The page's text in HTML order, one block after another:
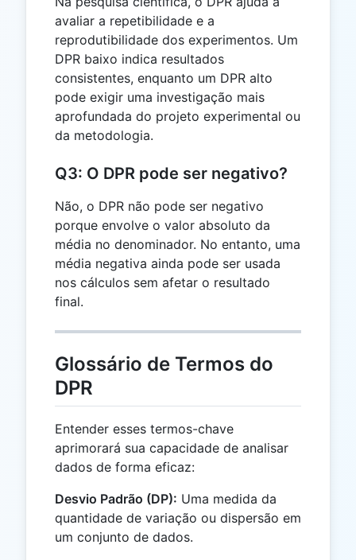
avaliar a repetibilidade e a
reprodutibilidade dos experimentos. Um
DPR baixo indica resultados
consistentes, enquanto um DPR alto
pode exigir uma investigação mais
aprofundada do projeto experimental ou
da metodologia.
Q3: O DPR pode ser negativo?
Não, o DPR não pode ser negativo
porque envolve o valor absoluto da
média no denominador. No entanto, uma
média negativa ainda pode ser usada
nos cálculos sem afetar o resultado
final.
Glossário de Termos do
DPR
Entender esses termos-chave
aprimorará sua capacidade de analisar
dados de forma eficaz:
Desvio Padrão (DP): Uma medida da
quantidade de variação ou dispersão em
um conjunto de dados.